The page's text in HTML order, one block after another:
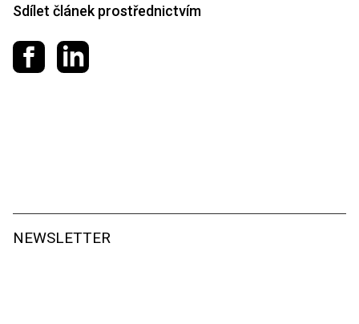
Sdílet článek prostřednictvím
Sdílet na Facebooku
Sdílet na LinkedIn
NEWSLETTER